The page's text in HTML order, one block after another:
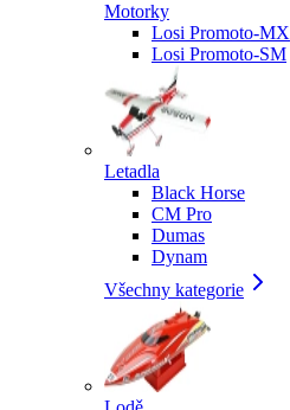
Motorky
Losi Promoto-MX
Losi Promoto-SM
Letadla
Black Horse
CM Pro
Dumas
Dynam
Všechny kategorie